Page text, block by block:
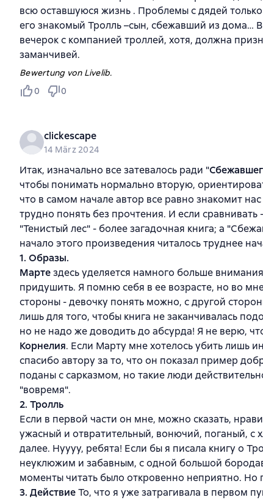
всю оставшуюся жизнь . Проблемы с дядей
его знакомый Тролль –сын, сбежавший из дома…
вечерок с компанией троллей, хотя, должна
заманчивей.
Bewertung von Livelib.
0
0
clickescape
14 März 2024
Итак, изначально все затевалось ради "
чтобы понимать нормально вторую,
что в самом начале автор все равно знакомит
трудно понять без прочтения. И если
"Тенистый лес" - более загадочная книга; а
начало этого произведения читалось труднее
1. Образы.
Мартездесь уделяется намного больше
придушить. Я помню себя в ее возрасте, но во
стороны - девочку понять можно, с другой
лишь для того, чтобы книга не заканчивалась
но не надо же доводить до абсурда! Я не верю,
Корнелия. Если Марту мне хотелось убить лишь
спасибо автору за то, что он показал пример
поданы с сарказмом, но такие люди
"вовремя".
2. Тролль
Если в первой части он мне, можно сказать,
ужасный и отвратительный, вонючий, поганый,
далее. Нуууу, ребята! Если бы я писала книгу о
неуклюжим и забавным, с одной большой
моменты читать было откровенно неприятно. Но
3. ДействиеТо, что я уже затрагивала в первом